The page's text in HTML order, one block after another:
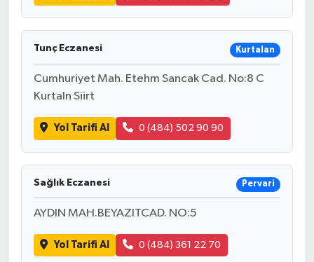
Tunç Eczanesi Kurtalan
Cumhuriyet Mah. Etehm Sancak Cad. No:8 C
Kurtaln Siirt
Yol Tarifi Al 0 (484) 502 90 90
Sağlık Eczanesi Pervari
AYDIN MAH.BEYAZITCAD. NO:5
Yol Tarifi Al 0 (484) 361 22 70